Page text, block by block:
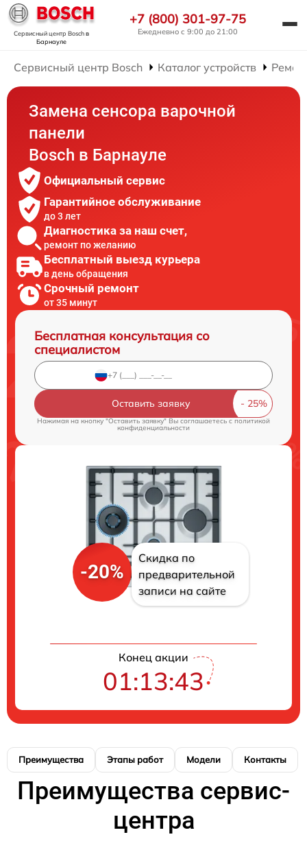
Сервисный центр Boschв
Барнауле
+7 (800) 301-97-75
Ежедневно с 9:00 до 21:00
Сервисный центр Bosch Каталог устройств
Замена сенсора варочной
панели
Bosch в Барнауле
Официальный сервис
Гарантийное обслуживание
до 3 лет
Диагностика за наш счет,
ремонт по желанию
Бесплатный выезд курьера
в день обращения
Срочный ремонт
от 35 минут
Бесплатная консультация со
специалистом
Оставить заявку
Нажимая на кнопку "Оставить заявку" Вы соглашаетесь cполитикой
конфиденциальности
-20%
Скидка по
предварительной
записи на сайте
Конец акции
01:13:42
Преимущества Этапы работ Модели Контакты
Преимущества сервис-
центра